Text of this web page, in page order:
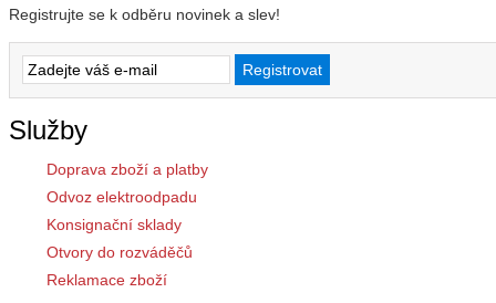
Registrujte se k odběru novinek a slev!
Služby
Doprava zboží a platby
Odvoz elektroodpadu
Konsignační sklady
Otvory do rozváděčů
Reklamace zboží